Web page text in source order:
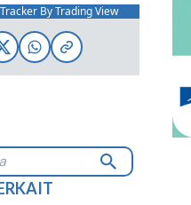
By Trading View